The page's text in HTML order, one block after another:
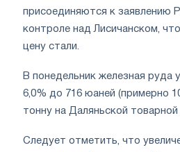
присоединяются к заявлению
контроле над Лисичанском,
цену стали.
В понедельник железная руда
6,0% до 716 юаней (примерно
тонну на Даляньской товарной
Следует отметить, что